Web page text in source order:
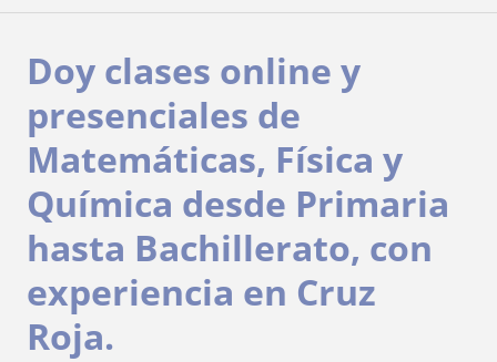
Doy clases online y
presenciales de
Matemáticas, Física y
Química desde Primaria
hasta Bachillerato, con
experiencia en Cruz
Roja.